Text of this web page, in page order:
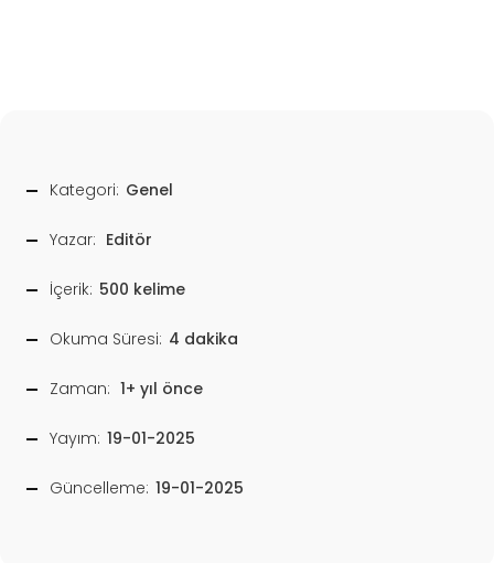
Kategori: Genel
Yazar: Editör
İçerik: 500 kelime
Okuma Süresi: 4 dakika
Zaman: 1+ yıl önce
Yayım: 19-01-2025
Güncelleme: 19-01-2025